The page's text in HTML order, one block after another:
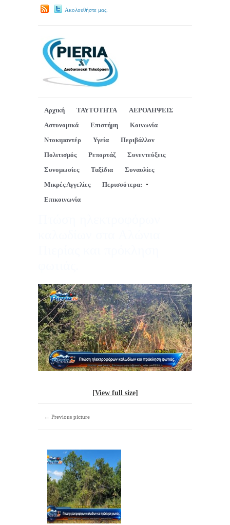
Ακολουθήστε μας.
Αρχική ΤΑΥΤΟΤΗΤΑ
ΑΕΡΟΛΗΨΕΙΣ
Αστυνομικά
Επιστήμη
Κοινωνία
Ντοκιμαντέρ
Υγεία
Περιβάλλον
Πολιτισμός
Ρεπορτάζ
Συνεντεύξεις
Συνομωσίες
Ταξίδια
Συναυλίες
Μικρές Αγγελίες
Περισσότερα:
Επικοινωνία
[View full size]
← Previous picture